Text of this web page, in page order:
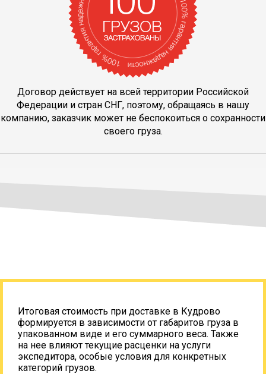
Договор действует на всей территории Российской
Федерации и стран СНГ, поэтому, обращаясь в нашу
компанию, заказчик может не беспокоиться о сохранности
своего груза.
Итоговая стоимость при доставке в Кудрово
формируется в зависимости от габаритов груза в
упакованном виде и его суммарного веса. Также
на нее влияют текущие расценки на услуги
экспедитора, особые условия для конкретных
категорий грузов.